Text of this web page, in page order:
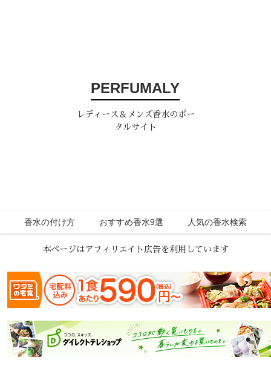
PERFUMALY
レディース＆メンズ香水のポー
タルサイト
香水の付け方 おすすめ香水9選 人気の香水検索
本ページはアフィリエイト広告を利用しています